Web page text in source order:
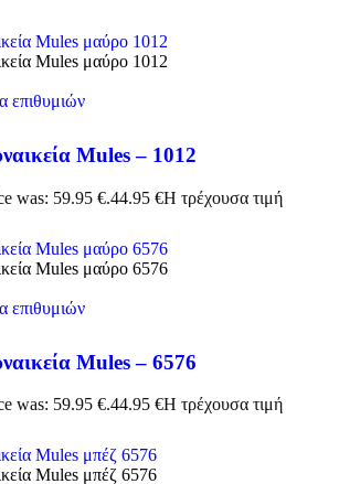
επιθυμιών
Mules – 1012
was: 59.95 €.44.95 €Η τρέχουσα τιμή
επιθυμιών
Mules – 6576
was: 59.95 €.44.95 €Η τρέχουσα τιμή